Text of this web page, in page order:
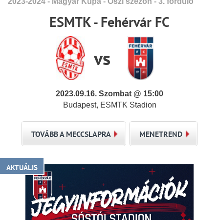
ESMTK - Fehérvár FC
vs
2023.09.16. Szombat @ 15:00
Budapest, ESMTK Stadion
TOVÁBB A MECCSLAPRA MENETREND
AKTUÁLIS